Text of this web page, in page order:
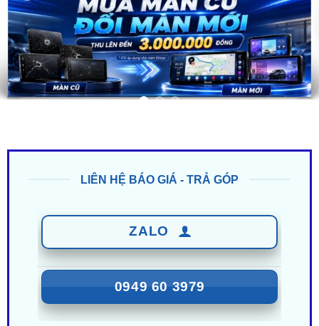
0949 60 3979